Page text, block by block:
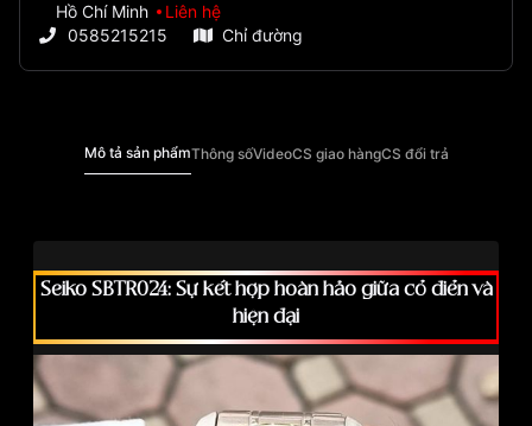
Hồ Chí Minh
Liên hệ
0585215215
Chỉ đường
Mô tả sản phẩmThông sốVideoCS giao hàngCS đổi trả
Seiko SBTR024: Sự kết hợp hoàn hảo giữa cổ điển và
hiện đại